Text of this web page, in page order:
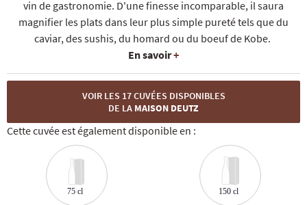
vin de gastronomie. D'une finesse incomparable, il saura
magnifier les plats dans leur plus simple pureté tels que du
caviar, des sushis, du homard ou du boeuf de Kobe.
En savoir+
VOIR LES 17 CUVÉES DISPONIBLES
DE LA MAISON DEUTZ
Cette cuvée est également disponible en :
75 cl 150 cl